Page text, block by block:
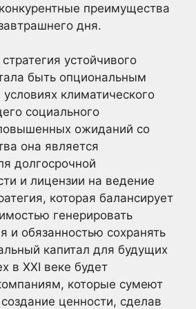
преимущества
дня.
устойчивого
быть опциональным
климатического
социального
ожиданий со
она является
долгосрочной
и лицензии на ведение
которая балансирует
генерировать
и обязанностью сохранять
капитал для будущих
в XXI веке будет
которые сумеют
ценности, сделав